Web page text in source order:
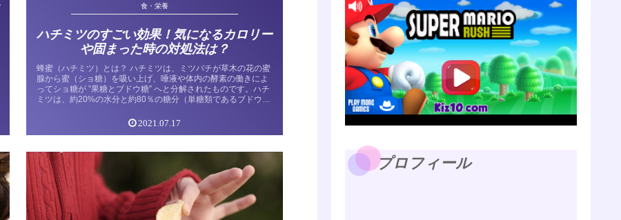
食・栄養
ハチミツのすごい効果！気になるカロリー
や固まった時の対処法は？
蜂蜜（ハチミツ）とは？ ハチミツは、ミツバチが草木の花の蜜
腺から蜜（ショ糖）を吸い上げ、唾液や体内の酵素の働きによ
ってショ糖が ”果糖とブドウ糖” へと分解されたものです。ハチ
ミツは、約20%の水分と約80％の糖分（単糖類であるブドウ
2021.07.17
プロフィール